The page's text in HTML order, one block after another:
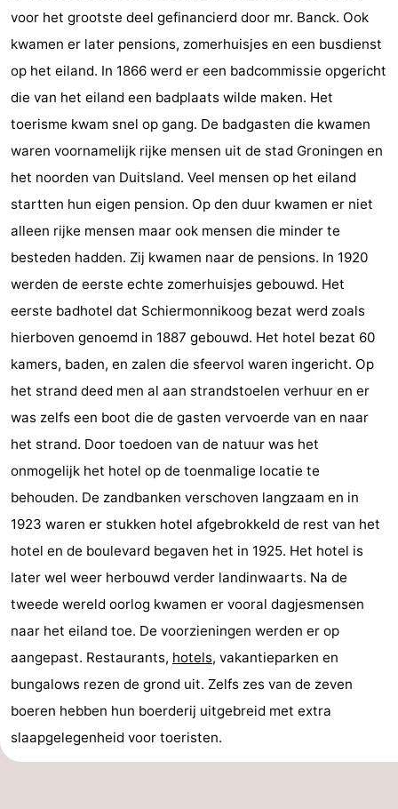
voor het grootste deel gefinancierd door mr. Banck. Ook
kwamen er later pensions, zomerhuisjes en een busdienst
op het eiland. In 1866 werd er een badcommissie opgericht
die van het eiland een badplaats wilde maken. Het
toerisme kwam snel op gang. De badgasten die kwamen
waren voornamelijk rijke mensen uit de stad Groningen en
het noorden van Duitsland. Veel mensen op het eiland
startten hun eigen pension. Op den duur kwamen er niet
alleen rijke mensen maar ook mensen die minder te
besteden hadden. Zij kwamen naar de pensions. In 1920
werden de eerste echte zomerhuisjes gebouwd. Het
eerste badhotel dat Schiermonnikoog bezat werd zoals
hierboven genoemd in 1887 gebouwd. Het hotel bezat 60
kamers, baden, en zalen die sfeervol waren ingericht. Op
het strand deed men al aan strandstoelen verhuur en er
was zelfs een boot die de gasten vervoerde van en naar
het strand. Door toedoen van de natuur was het
onmogelijk het hotel op de toenmalige locatie te
behouden. De zandbanken verschoven langzaam en in
1923 waren er stukken hotel afgebrokkeld de rest van het
hotel en de boulevard begaven het in 1925. Het hotel is
later wel weer herbouwd verder landinwaarts. Na de
tweede wereld oorlog kwamen er vooral dagjesmensen
naar het eiland toe. De voorzieningen werden er op
aangepast. Restaurants, hotels, vakantieparken en
bungalows rezen de grond uit. Zelfs zes van de zeven
boeren hebben hun boerderij uitgebreid met extra
slaapgelegenheid voor toeristen.